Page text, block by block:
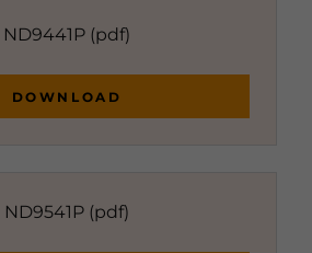
ND9441P (pdf)
DOWNLOAD
ND9541P (pdf)